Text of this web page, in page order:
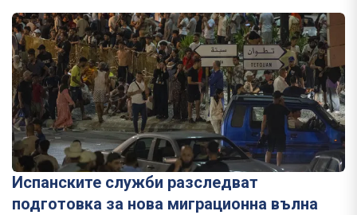
Испанските служби разследват
подготовка за нова миграционна вълна